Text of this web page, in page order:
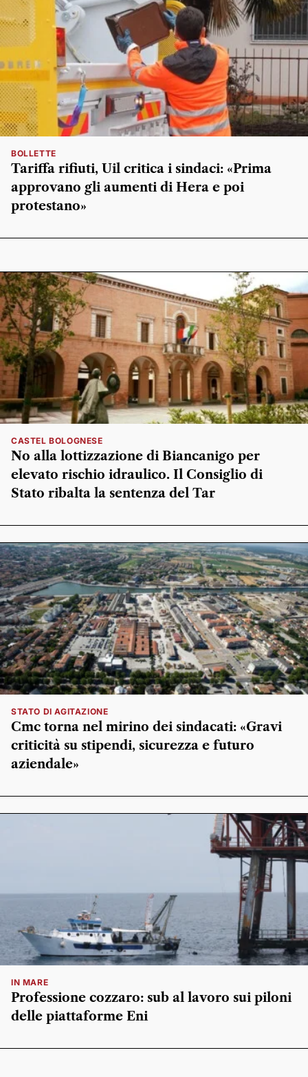
BOLLETTE
Tariffa rifiuti, Uil critica i sindaci: «Prima
approvano gli aumenti di Hera e poi
protestano»
CASTEL BOLOGNESE
No alla lottizzazione di Biancanigo per
elevato rischio idraulico. Il Consiglio di
Stato ribalta la sentenza del Tar
STATO DI AGITAZIONE
Cmc torna nel mirino dei sindacati: «Gravi
criticità su stipendi, sicurezza e futuro
aziendale»
IN MARE
Professione cozzaro: sub al lavoro sui piloni
delle piattaforme Eni